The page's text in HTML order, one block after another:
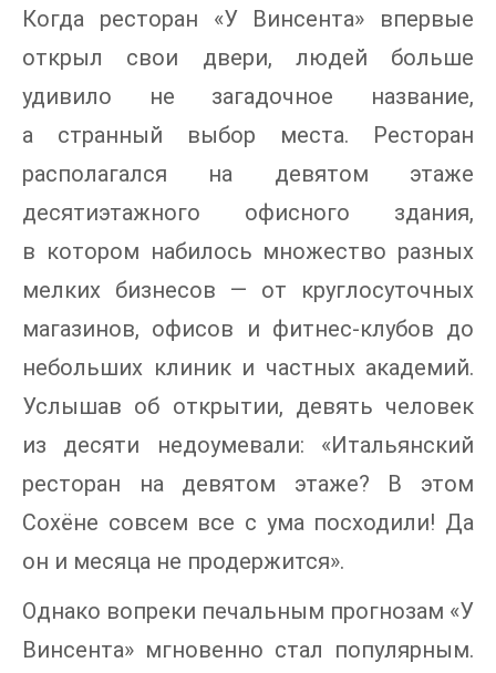
Когда ресторан «У Винсента» впервые
открыл свои двери, людей больше
удивило не загадочное название,
а странный выбор места. Ресторан
располагался на девятом этаже
десятиэтажного офисного здания,
в котором набилось множество разных
мелких бизнесов — от круглосуточных
магазинов, офисов и фитнес-клубов до
небольших клиник и частных академий.
Услышав об открытии, девять человек
из десяти недоумевали: «Итальянский
ресторан на девятом этаже? В этом
Сохёне совсем все с ума посходили! Да
он и месяца не продержится».
Однако вопреки печальным прогнозам «У
Винсента» мгновенно стал популярным.